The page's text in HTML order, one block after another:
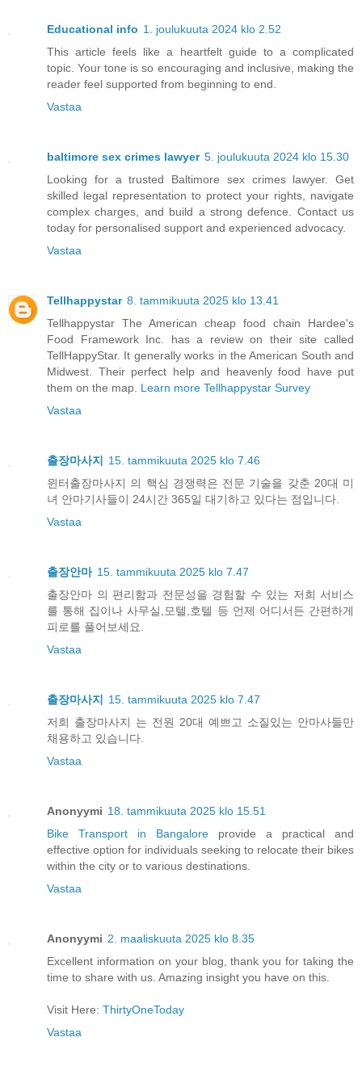
Educational info 1. joulukuuta 2024 klo 2.52
This article feels like a heartfelt guide to a complicated
topic. Your tone is so encouraging and inclusive, making the
reader feel supported from beginning to end.
Vastaa
baltimore sex crimes lawyer 5. joulukuuta 2024 klo 15.30
Looking for a trusted Baltimore sex crimes lawyer. Get
skilled legal representation to protect your rights, navigate
complex charges, and build a strong defence. Contact us
today for personalised support and experienced advocacy.
Vastaa
Tellhappystar 8. tammikuuta 2025 klo 13.41
Tellhappystar The American cheap food chain Hardee's
Food Framework Inc. has a review on their site called
TellHappyStar. It generally works in the American South and
Midwest. Their perfect help and heavenly food have put
them on the map. Learn more Tellhappystar Survey
Vastaa
출장마사지
15. tammikuuta 2025 klo 7.46
윈터출장마사지 의 핵심 경쟁력은 전문 기술을 갖춘 20대 미
녀 안마기사들이 24시간 365일 대기하고 있다는 점입니다.
Vastaa
출장안마 15. tammikuuta 2025 klo 7.47
출장안마 의 편리함과 전문성을 경험할 수 있는 저희 서비스
를 통해 집이나 사무실,모텔,호텔 등 언제 어디서든 간편하게
피로를 풀어보세요.
Vastaa
출장마사지
15. tammikuuta 2025 klo 7.47
저희 출장마사지 는 전원 20대 예쁘고 소질있는 안마사들만
채용하고 있습니다.
Vastaa
Anonyymi 18. tammikuuta 2025 klo 15.51
Bike Transport in Bangalore provide a practical and
effective option for individuals seeking to relocate their bikes
within the city or to various destinations.
Vastaa
Anonyymi 2. maaliskuuta 2025 klo 8.35
Excellent information on your blog, thank you for taking the
time to share with us. Amazing insight you have on this.
Visit Here: ThirtyOneToday
Vastaa